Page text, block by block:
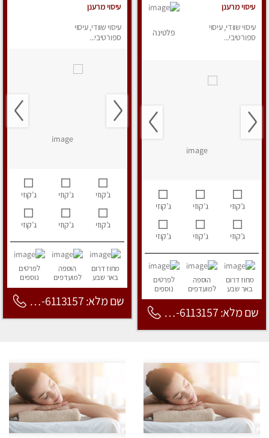
עיסוי מרענן
עיסוי שוודי, עיסוי
ספורטיבי...
פלטינה
ג’קוזי ג’קוזי ג’קוזי
ג’קוזי ג’קוזי ג’קוזי
מחוז דרום
באר שבע
הוספה
למועדפים
לפרטים
נוספים
שם מלא: 053-6113157
עיסוי מרענן
עיסוי שוודי, עיסוי
ספורטיבי...
ג’קוזי ג’קוזי ג’קוזי
ג’קוזי ג’קוזי ג’קוזי
מחוז דרום
באר שבע
הוספה
למועדפים
לפרטים
נוספים
שם מלא: 053-6113157